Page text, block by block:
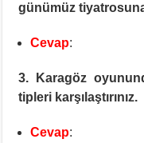
günümüz
Cevap:
3. Karagöz
tipleri karşılaştırınız.
Cevap: